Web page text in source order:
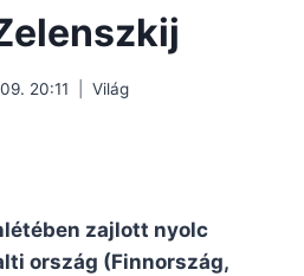
20:11 Világ
zajlott nyolc
ország (Finnország,